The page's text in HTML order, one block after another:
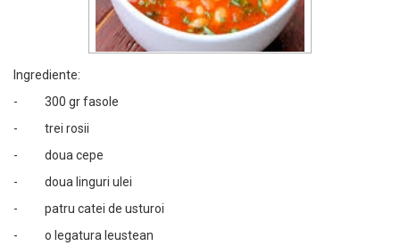
Ingrediente:
- 300 gr fasole
- trei rosii
- doua cepe
- doua linguri ulei
- patru catei de usturoi
- o legatura leustean